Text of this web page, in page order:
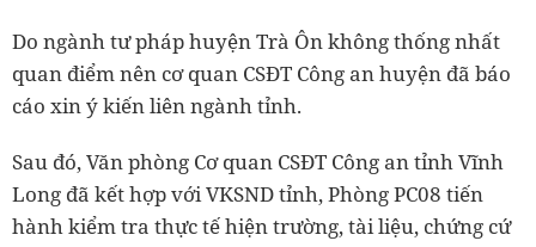
Do ngành tư pháp huyện Trà Ôn không thống nhất
quan điểm nên cơ quan CSĐT Công an huyện đã báo
cáo xin ý kiến liên ngành tỉnh.
Sau đó, Văn phòng Cơ quan CSĐT Công an tỉnh Vĩnh
Long đã kết hợp với VKSND tỉnh, Phòng PC08 tiến
hành kiểm tra thực tế hiện trường, tài liệu, chứng cứ